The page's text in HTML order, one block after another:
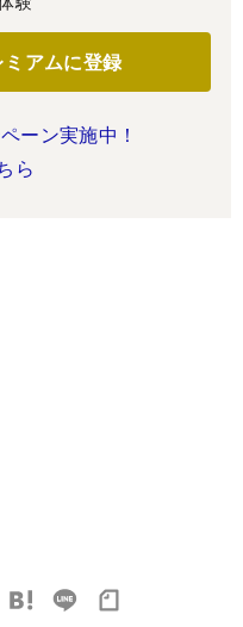
アムに登録
ーン実施中！
ら